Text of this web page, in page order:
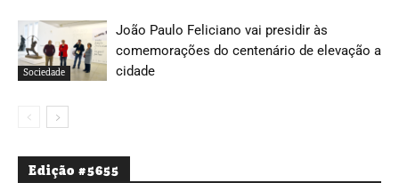
Sociedade
João Paulo Feliciano vai presidir às
comemorações do centenário de elevação a
cidade
Edição #5655